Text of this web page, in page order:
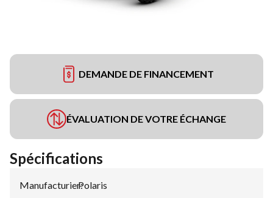
DEMANDE DE FINANCEMENT
ÉVALUATION DE VOTRE ÉCHANGE
Spécifications
Manufacturier:
Polaris